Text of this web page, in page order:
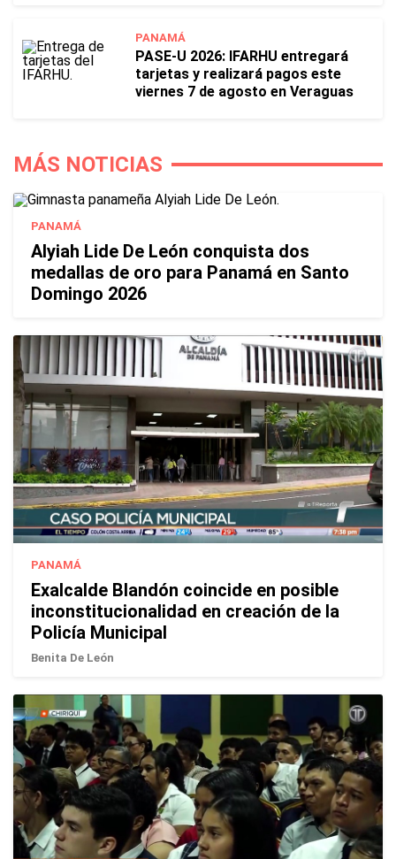
PANAMÁ
PASE-U 2026: IFARHU entregará
tarjetas y realizará pagos este
viernes 7 de agosto en Veraguas
MÁS NOTICIAS
PANAMÁ
Alyiah Lide De León conquista dos
medallas de oro para Panamá en Santo
Domingo 2026
PANAMÁ
Exalcalde Blandón coincide en posible
inconstitucionalidad en creación de la
Policía Municipal
Benita De León